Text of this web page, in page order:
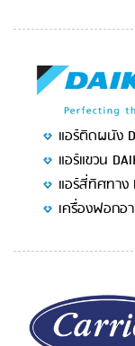
แอร์ติดผนัง
แอร์แขวน
แอร์สี่ทิศทาง
เครื่องฟอกอ